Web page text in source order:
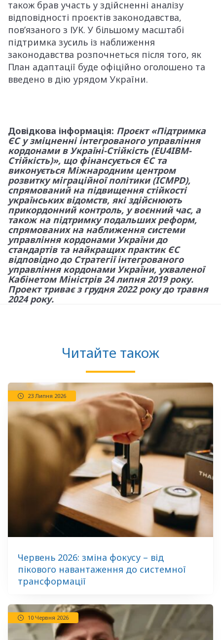
також брав участь у здійсненні аналізу
відповідності проєктів законодавства,
пов’язаного з ІУК. У більшому масштабі
підтримка зусиль із наближення
законодавства розпочнеться після того, як
План адаптації буде офіційно оголошено та
введено в дію урядом України.
Довідкова інформація: Проєкт «Підтримка
ЄС у зміцненні інтегрованого управління
кордонами в Україні-Стійкість (EU4IBM-
Стійкість)», що фінансується ЄС та
виконується Міжнародним центром
розвитку міграційної політики (ICMPD),
спрямований на підвищення стійкості
українських відомств, які здійснюють
прикордонний контроль, у воєнний час, а
також на підтримку подальших реформ,
спрямованих на наближення системи
управління кордонами України до
стандартів та найкращих практик ЄС
відповідно до Стратегії інтегрованого
управління кордонами України, ухваленої
Кабінетом Міністрів 24 липня 2019 року.
Проект триває з грудня 2022 року до травня
2024 року.
Читайте також
23 Липня 2026
Червень 2026: зміна фокусу – від
пікового навантаження до системної
трансформації
10 Червня 2026